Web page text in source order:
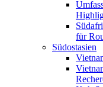
für
Südostasien